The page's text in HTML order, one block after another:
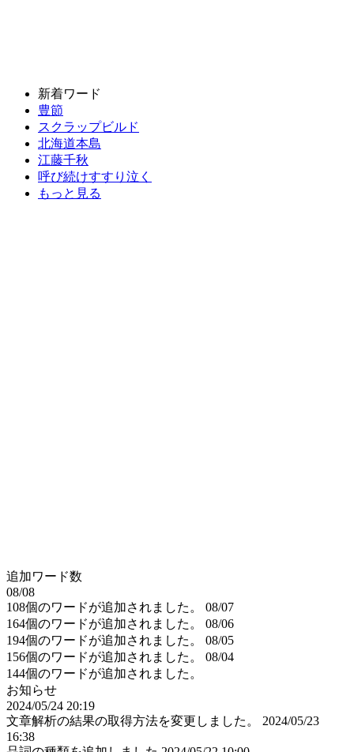
新着ワード
豊節
スクラップビルド
北海道本島
江藤千秋
呼び続けすすり泣く
もっと見る
追加ワード数
08/08
108個のワードが追加されました。
08/07
164個のワードが追加されました。
08/06
194個のワードが追加されました。
08/05
156個のワードが追加されました。
08/04
144個のワードが追加されました。
お知らせ
2024/05/24 20:19
文章解析の結果の取得方法を変更しました。
2024/05/23
16:38